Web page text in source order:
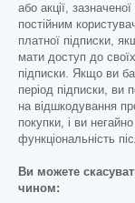
або акції,
постійним
платної підписки,
мати доступ до
підписки. Якщо ви
період підписки, ви
на відшкодування
покупки, і ви
функціональність
Ви можете
чином: